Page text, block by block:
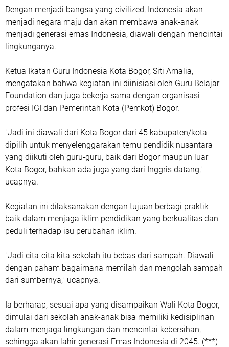
Dengan menjadi bangsa yang civilized, Indonesia akan
menjadi negara maju dan akan membawa anak-anak
menjadi generasi emas Indonesia, diawali dengan mencintai
lingkunganya.
Ketua Ikatan Guru Indonesia Kota Bogor, Siti Amalia,
mengatakan bahwa kegiatan ini diinisiasi oleh Guru Belajar
Foundation dan juga bekerja sama dengan organisasi
profesi IGI dan Pemerintah Kota (Pemkot) Bogor.
"Jadi ini diawali dari Kota Bogor dari 45 kabupaten/kota
dipilih untuk menyelenggarakan temu pendidik nusantara
yang diikuti oleh guru-guru, baik dari Bogor maupun luar
Kota Bogor, bahkan ada juga yang dari Inggris datang,"
ucapnya.
Kegiatan ini dilaksanakan dengan tujuan berbagi praktik
baik dalam menjaga iklim pendidikan yang berkualitas dan
peduli terhadap isu perubahan iklim.
"Jadi cita-cita kita sekolah itu bebas dari sampah. Diawali
dengan paham bagaimana memilah dan mengolah sampah
dari sumbernya," ucapnya.
Ia berharap, sesuai apa yang disampaikan Wali Kota Bogor,
dimulai dari sekolah anak-anak bisa memiliki kedisiplinan
dalam menjaga lingkungan dan mencintai kebersihan,
sehingga akan lahir generasi Emas Indonesia di 2045. (***)